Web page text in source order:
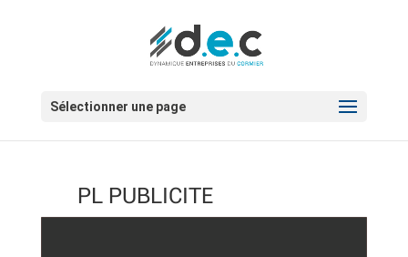
Sélectionner une page
PL PUBLICITE